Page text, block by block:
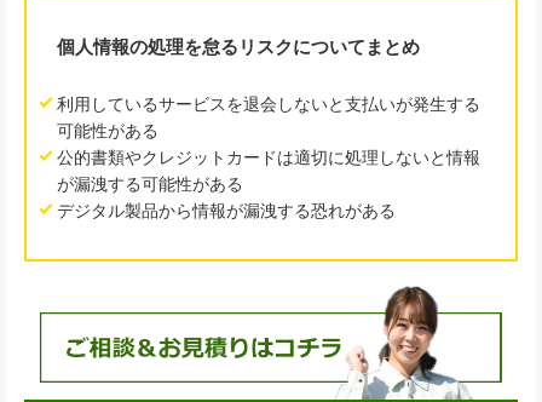
個人情報の処理を怠るリスクについてまとめ
利用しているサービスを退会しないと支払いが発生する
可能性がある
公的書類やクレジットカードは適切に処理しないと情報
が漏洩する可能性がある
デジタル製品から情報が漏洩する恐れがある